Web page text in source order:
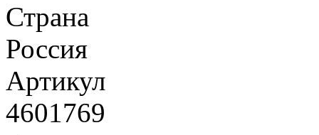
Страна
Россия
Артикул
4601769